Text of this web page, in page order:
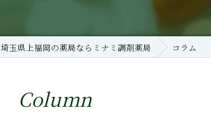
埼玉県上福岡の薬局ならミナミ調剤薬局 コラム
Column